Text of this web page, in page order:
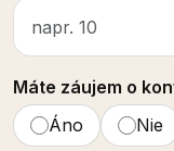
Máte záujem o
Áno
Nie